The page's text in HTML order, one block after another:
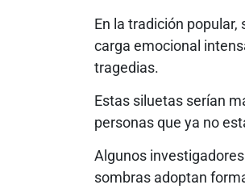
En la tradición
carga emocional
tragedias.
Estas siluetas serían
personas que ya no
Algunos
sombras adoptan